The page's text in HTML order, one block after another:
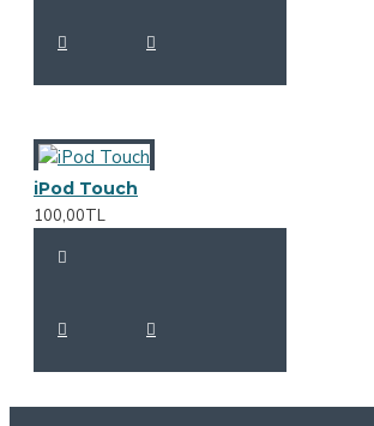
iPod Touch
100,00TL